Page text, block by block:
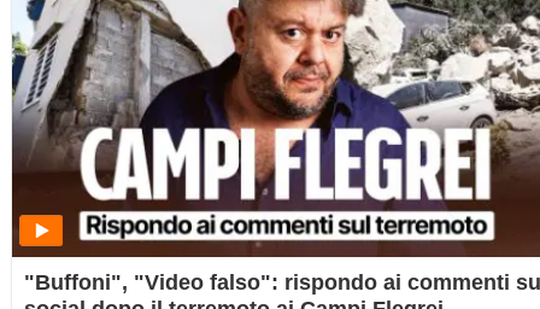
"Buffoni", "Video falso": rispondo ai commenti